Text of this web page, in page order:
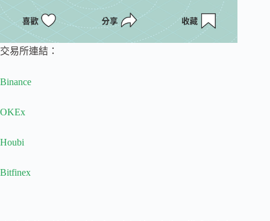
交易所連結：
Binance
OKEx
Houbi
Bitfinex